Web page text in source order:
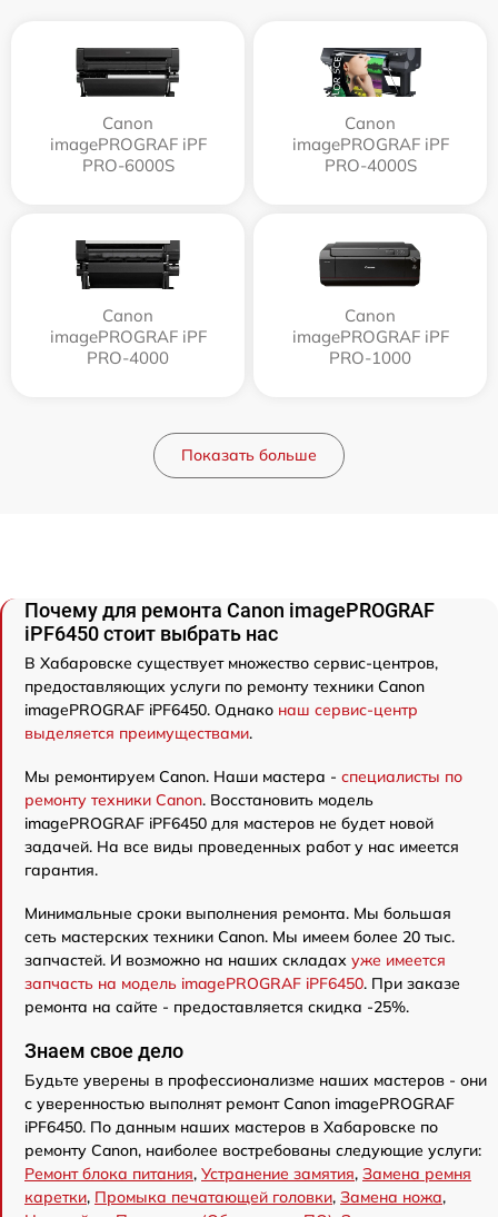
Canon
imagePROGRAF iPF
PRO-6000S
Canon
imagePROGRAF iPF
PRO-4000S
Canon
imagePROGRAF iPF
PRO-4000
Canon
imagePROGRAF iPF
PRO-1000
Показать больше
Почему для ремонта Canon imagePROGRAF
iPF6450 стоит выбрать нас
В Хабаровске существует множество сервис-центров,
предоставляющих услуги по ремонту техники Canon
imagePROGRAF iPF6450. Однако наш сервис-центр
выделяется преимуществами.
Мы ремонтируем Canon. Наши мастера - специалисты по
ремонту техники Canon. Восстановить модель
imagePROGRAF iPF6450 для мастеров не будет новой
задачей. На все виды проведенных работ у нас имеется
гарантия.
Минимальные сроки выполнения ремонта. Мы большая
сеть мастерских техники Canon. Мы имеем более 20 тыс.
запчастей. И возможно на наших складах уже имеется
запчасть на модель imagePROGRAF iPF6450. При заказе
ремонта на сайте - предоставляется скидка -25%.
Знаем свое дело
Будьте уверены в профессионализме наших мастеров - они
с уверенностью выполнят ремонт Canon imagePROGRAF
iPF6450. По данным наших мастеров в Хабаровске по
ремонту Canon, наиболее востребованы следующие услуги:
Ремонт блока питания, Устранение замятия, Замена ремня
каретки, Промыка печатающей головки, Замена ножа,